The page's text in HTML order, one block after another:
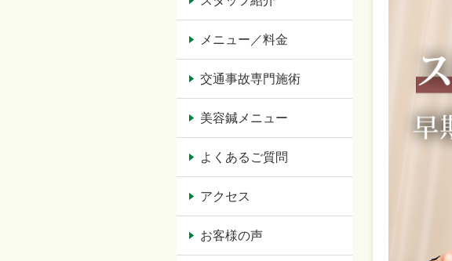
メニュー／料金
交通事故専門施術
美容鍼メニュー
よくあるご質問
アクセス
お客様の声